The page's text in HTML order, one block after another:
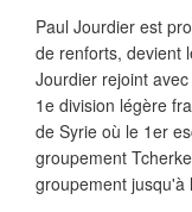
Paul Jourdier est
de renforts, devient
Jourdier rejoint
1e division légère
de Syrie où le 1er
groupement
groupement jusqu'à